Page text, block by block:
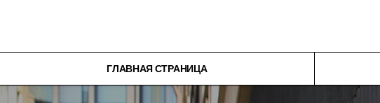
ГЛАВНАЯ СТРАНИЦА
О нас
Контакты